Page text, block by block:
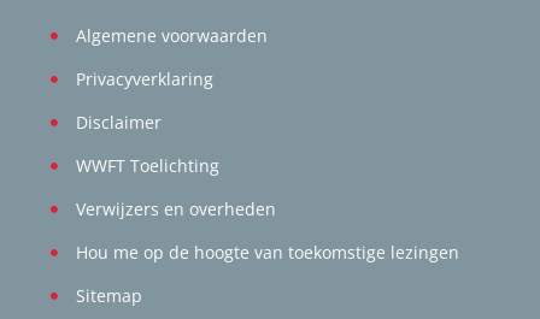
Algemene voorwaarden
Privacyverklaring
Disclaimer
WWFT Toelichting
Verwijzers en overheden
Hou me op de hoogte van toekomstige lezingen
Sitemap